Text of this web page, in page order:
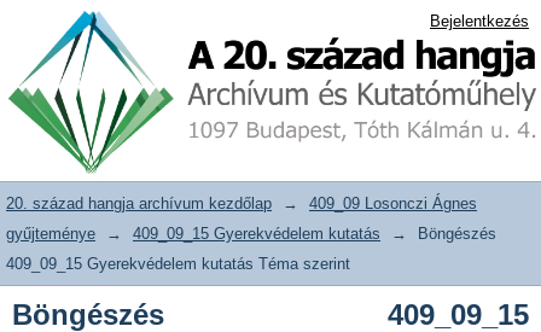
Böngészés 409_09_15 Gyerekvédelem
kutatás Téma szerint
20. század hangja archívum adattár Bejelentkezés
20. század hangja archívum kezdőlap →
409_09 Losonczi Ágnes
gyűjteménye
→ 409_09_15 Gyerekvédelem kutatás →
Böngészés
409_09_15 Gyerekvédelem kutatás Téma szerint
Böngészés 409_09_15